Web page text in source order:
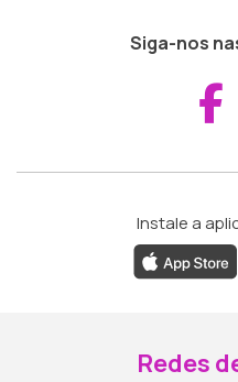
Siga-nos
Instale a
Redes